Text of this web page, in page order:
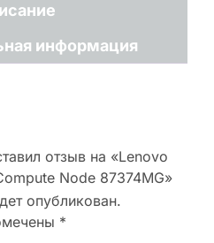
информация
отзыв на «Lenovo
Node 87374MG»
опубликован.
*